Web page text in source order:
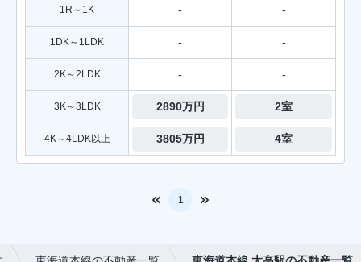
1R～1K - -
1DK～1LDK - -
2K～2LDK - -
3K～3LDK 2890万円 2室
4K～4LDK以上 3805万円 4室
1